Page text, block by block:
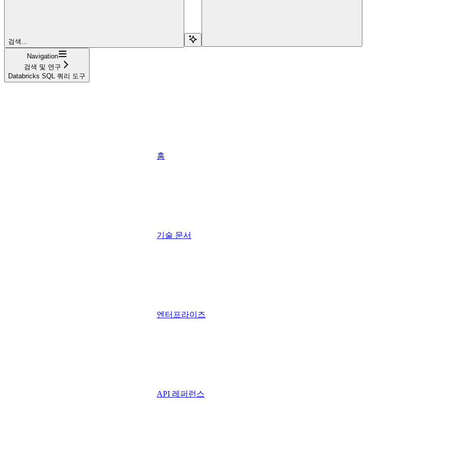
검색...
Navigation
검색 및 연구
Databricks SQL 쿼리 도구
홈
기술 문서
엔터프라이즈
API 레퍼런스